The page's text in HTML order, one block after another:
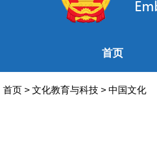
首页
首页 > 文化教育与科技 > 中国文化